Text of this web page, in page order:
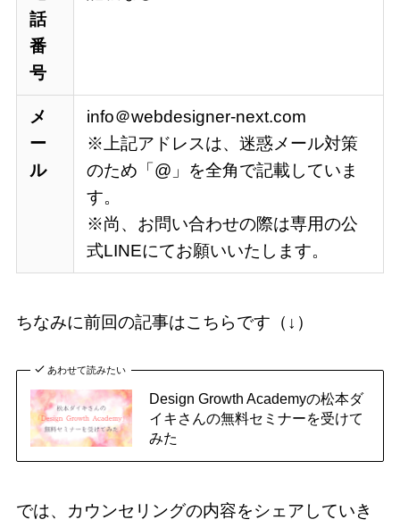
話
番
号
メ
ー
ル
info＠webdesigner-next.com
※上記アドレスは、迷惑メール対策
のため「@」を全角で記載していま
す。
※尚、お問い合わせの際は専用の公
式LINEにてお願いいたします。
ちなみに前回の記事はこちらです（↓）
あわせて読みたい
Design Growth Academyの松本ダ
イキさんの無料セミナーを受けて
みた
では、カウンセリングの内容をシェアしていき